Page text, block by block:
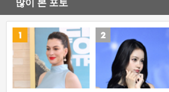
많이 본 포토